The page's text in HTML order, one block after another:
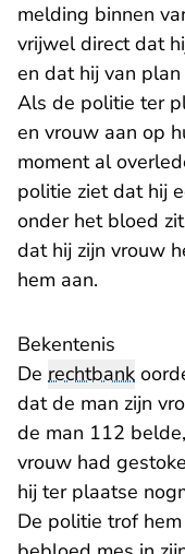
melding binnen
vrijwel direct dat
en dat hij van
Als de politie ter
en vrouw aan op
moment al
politie ziet dat hij
onder het bloed
dat hij zijn vrouw
hem aan.
Bekentenis
De rechtbank
dat de man zijn
de man 112
vrouw had
hij ter plaatse
De politie trof